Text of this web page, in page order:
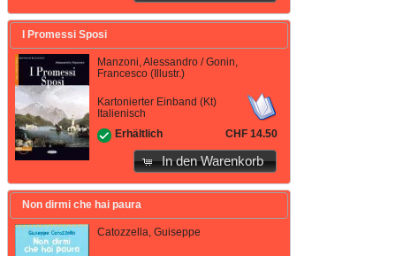
I Promessi Sposi
Manzoni, Alessandro / Gonin,
Francesco (Illustr.)
Kartonierter Einband (Kt)
Italienisch
Erhältlich
CHF 14.50
In den Warenkorb
Non dirmi che hai paura
Catozzella, Guiseppe